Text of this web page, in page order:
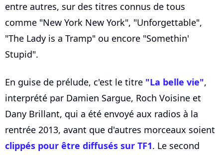
entre autres, sur des titres connus de tous
comme "New York New York", "Unforgettable",
"The Lady is a Tramp" ou encore "Somethin'
Stupid".
En guise de prélude, c'est le titre "La belle vie",
interprété par Damien Sargue, Roch Voisine et
Dany Brillant, qui a été envoyé aux radios à la
rentrée 2013, avant que d'autres morceaux soient
clippés pour être diffusés sur TF1. Le second